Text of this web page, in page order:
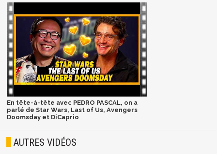
En tête-à-tête avec PEDRO PASCAL, on a
parlé de Star Wars, Last of Us, Avengers
Doomsday et DiCaprio
AUTRES VIDÉOS